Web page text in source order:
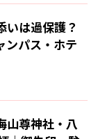
いは過保護？
ンパス・ホテ
山尊神社・八